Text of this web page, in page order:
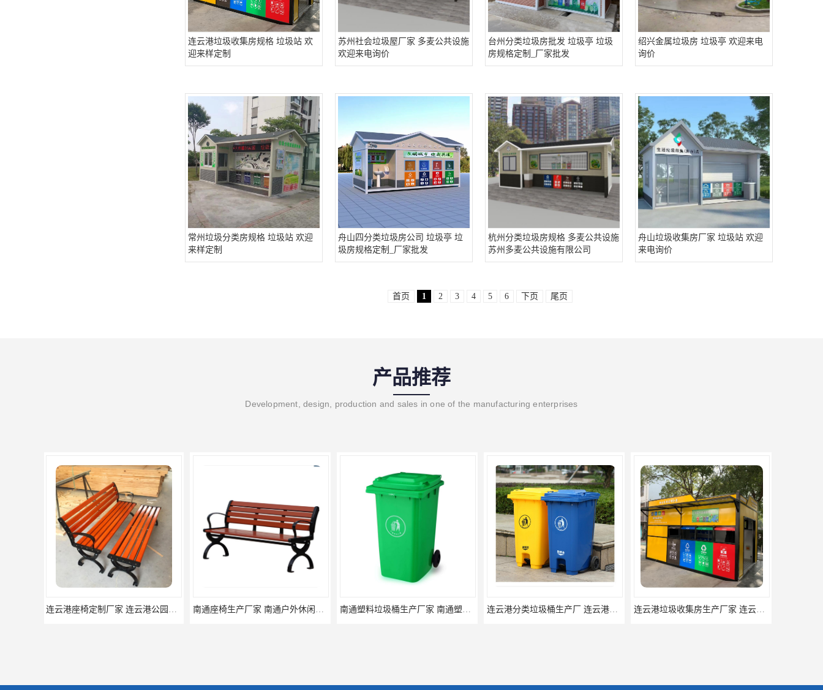
连云港垃圾收集房规格 垃圾站 欢
迎来样定制
苏州社会垃圾屋厂家 多麦公共设施
欢迎来电询价
台州分类垃圾房批发 垃圾亭 垃圾
房规格定制_厂家批发
绍兴金属垃圾房 垃圾亭 欢迎来电
询价
常州垃圾分类房规格 垃圾站 欢迎
来样定制
舟山四分类垃圾房公司 垃圾亭 垃
圾房规格定制_厂家批发
杭州分类垃圾房规格 多麦公共设施
苏州多麦公共设施有限公司
舟山垃圾收集房厂家 垃圾站 欢迎
来电询价
首页 1 2 3 4 5 6 下页 尾页
产品推荐
Development, design, production and sales in one of the manufacturing enterprises
南通座椅生产厂家 南通户外休闲椅制品厂 南通公园座椅定制价格 南通塑料垃圾桶生产厂家 南通塑料分类垃圾桶定做 南通小区垃圾桶批发价格 连云港分类垃圾桶生产厂 连云港塑料垃圾桶 制品厂 连云港景区垃圾桶定做 连云港垃圾收集房生产厂家 连云港分类垃圾房定做 连云港不锈钢垃圾屋制品厂 南通垃圾收集房生产厂家 南通小区值班岗亭定做 南通收费岗亭批发厂家